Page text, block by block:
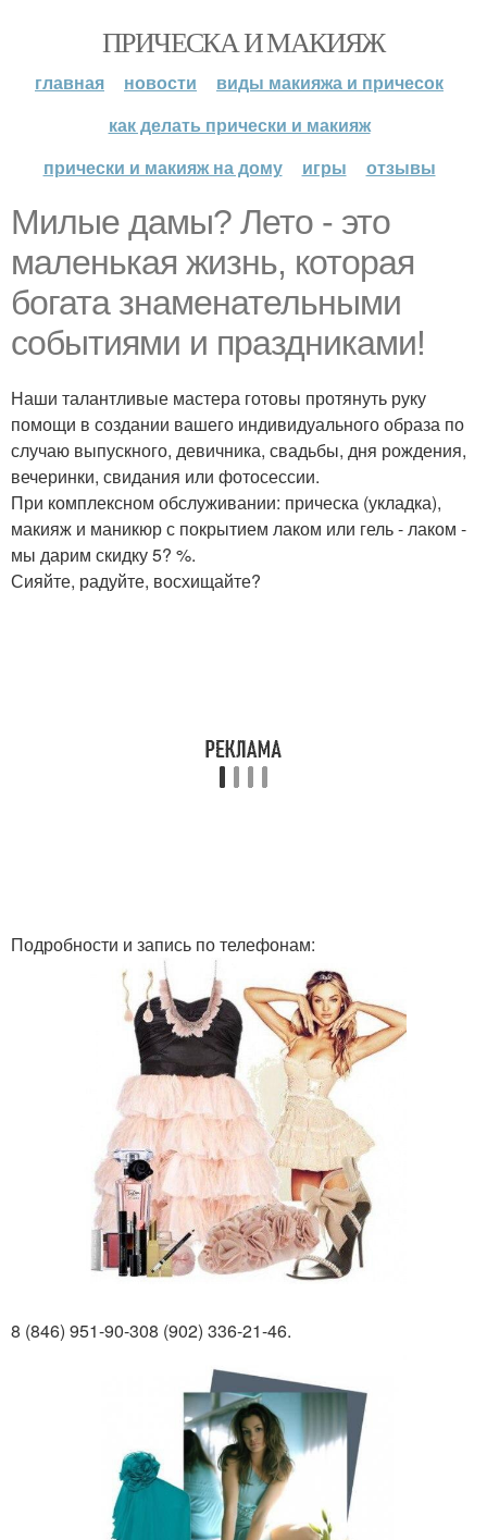
ПРИЧЕСКА И МАКИЯЖ
главная новости
виды макияжа и причесок
как делать прически и макияж
прически и макияж на дому
игры отзывы
Милые дамы? Лето - это
маленькая жизнь, которая
богата знаменательными
событиями и праздниками!
Наши талантливые мастера готовы протянуть руку
помощи в создании вашего индивидуального образа по
случаю выпускного, девичника, свадьбы, дня рождения,
вечеринки, свидания или фотосессии.
При комплексном обслуживании: прическа (укладка),
макияж и маникюр с покрытием лаком или гель - лаком -
мы дарим скидку 5? %.
Сияйте, радуйте, восхищайте?
Подробности и запись по телефонам:
8 (846) 951-90-308 (902) 336-21-46.